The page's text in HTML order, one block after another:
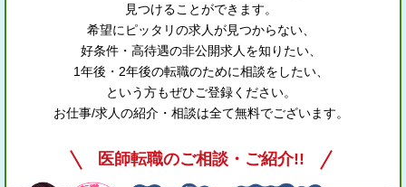
見つけることができます。
希望にピッタリの求人が見つからない、
好条件・高待遇の非公開求人を知りたい、
1年後・2年後の転職のために相談をしたい、
という方もぜひご登録ください。
お仕事/求人の紹介・相談は全て無料でございます。
医師転職のご相談・ご紹介!!